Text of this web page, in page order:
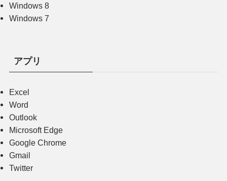
Windows 8
Windows 7
アプリ
Excel
Word
Outlook
Microsoft Edge
Google Chrome
Gmail
Twitter